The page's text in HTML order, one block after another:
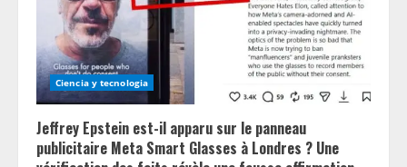
Ciencia y tecnologia
Jeffrey Epstein est-il apparu sur le panneau
publicitaire Meta Smart Glasses à Londres ? Une